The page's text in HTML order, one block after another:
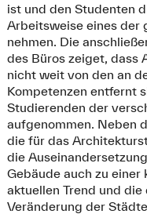
ist und den Studenten
Arbeitsweise eines der
nehmen. Die
des Büros zeiget, dass
nicht weit von den an
Kompetenzen entfernt
Studierenden der
aufgenommen. Neben
die für das
die
Gebäude auch zu
aktuellen Trend und
Veränderung der